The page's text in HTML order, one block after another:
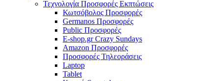
Τεχνολογία Προσφορές Εκπτώσεις
Κωτσόβολος Προσφορές
Germanos Προσφορές
Public Προσφορές
E-shop.gr Crazy Sundays
Amazon Προσφορές
Προσφορές Τηλεοράσεις
Laptop
Tablet